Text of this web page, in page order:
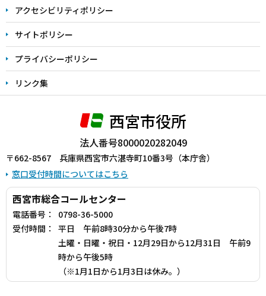
アクセシビリティポリシー
サイトポリシー
プライバシーポリシー
リンク集
西宮市役所
法人番号8000020282049
〒662-8567 兵庫県西宮市六湛寺町10番3号（本庁舎）
窓口受付時間についてはこちら
西宮市総合コールセンター
電話番号：
0798-36-5000
受付時間：
平日 午前8時30分から午後7時
土曜・日曜・祝日・12月29日から12月31日 午前9
時から午後5時
（※1月1日から1月3日は休み。）